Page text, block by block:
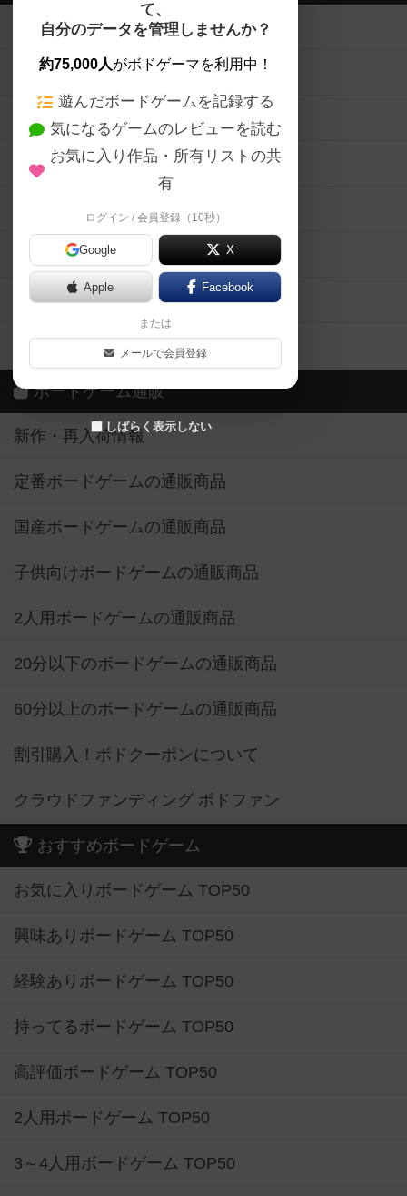
て、
自分のデータを管理しませんか？
約75,000人がボドゲーマを利用中！
遊んだボードゲームを記録する
気になるゲームのレビューを読む
お気に入り作品・所有リストの共
有
ログイン / 会員登録（10秒）
Google X
Apple Facebook
または
メールで会員登録
しばらく表示しない
ボードゲームを検索する
ボードゲームの新着レビュー
ボードゲーム会情報
メカニクス特集
掲示板・トピックス
ボドとも・会員一覧
ボードゲーム業界コラム
ボドゲーマご利用案内
ボードゲーム通販
新作・再入荷情報
定番ボードゲームの通販商品
国産ボードゲームの通販商品
子供向けボードゲームの通販商品
2人用ボードゲームの通販商品
20分以下のボードゲームの通販商品
60分以上のボードゲームの通販商品
割引購入！ボドクーポンについて
クラウドファンディング ボドファン
おすすめボードゲーム
お気に入りボードゲーム TOP50
興味ありボードゲーム TOP50
経験ありボードゲーム TOP50
持ってるボードゲーム TOP50
高評価ボードゲーム TOP50
2人用ボードゲーム TOP50
3～4人用ボードゲーム TOP50